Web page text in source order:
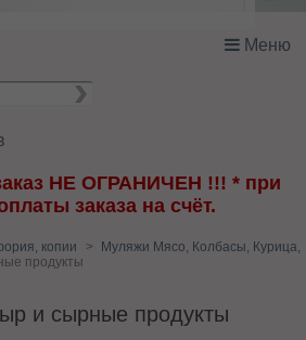
Меню
НЕ ОГРАНИЧЕН !!! * при
заказа на счёт.
копии >
Муляжи Мясо, Колбасы, Курица,
продукты
и сырные продукты